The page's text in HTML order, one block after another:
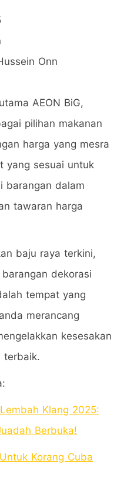
Onn
AEON BiG,
pilihan makanan
harga yang mesra
yang sesuai untuk
barangan dalam
tawaran harga
baju raya terkini,
dekorasi
tempat yang
merancang
kesesakan
terbaik.
Klang 2025:
Berbuka!
Korang Cuba